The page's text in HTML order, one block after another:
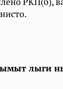
лыги